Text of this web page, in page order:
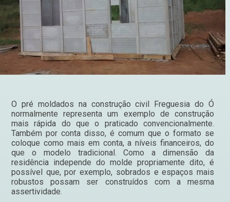
O pré moldados na construção civil Freguesia do Ó
normalmente representa um exemplo de construção
mais rápida do que o praticado convencionalmente.
Também por conta disso, é comum que o formato se
coloque como mais em conta, a níveis financeiros, do
que o modelo tradicional. Como a dimensão da
residência independe do molde propriamente dito, é
possível que, por exemplo, sobrados e espaços mais
robustos possam ser construídos com a mesma
assertividade.